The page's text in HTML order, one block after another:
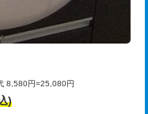
44,000円
22,000円
33,000円
8,580円=25,080円
)